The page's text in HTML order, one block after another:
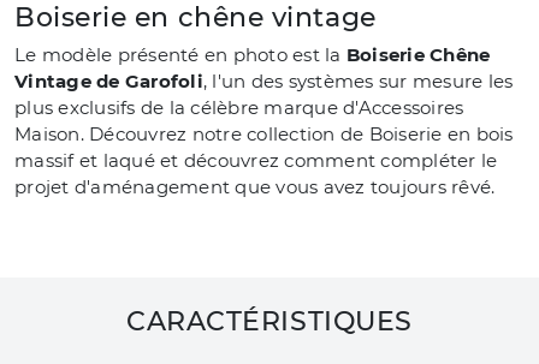
Boiserie en chêne vintage
Le modèle présenté en photo est la Boiserie Chêne
Vintage de Garofoli, l'un des systèmes sur mesure les
plus exclusifs de la célèbre marque d'Accessoires
Maison. Découvrez notre collection de Boiserie en bois
massif et laqué et découvrez comment compléter le
projet d'aménagement que vous avez toujours rêvé.
CARACTÉRISTIQUES